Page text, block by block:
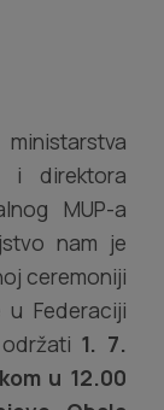
i direktora
MUP-a
nam je
ceremoniji
u Federaciji
1. 7.
u 12.00